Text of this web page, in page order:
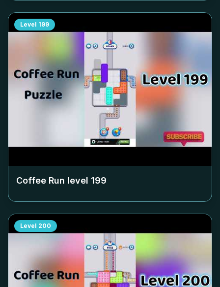
Level 199
Coffee Run level 199
Level 200